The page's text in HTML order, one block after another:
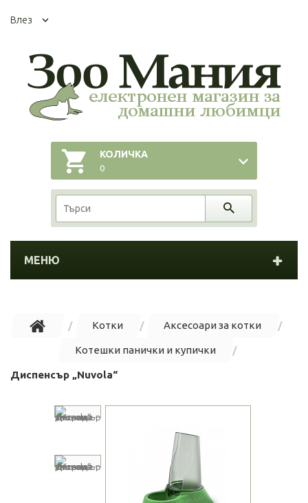
Влез
КОЛИЧКА
0
МЕНЮ
Котки Аксесоари за котки
Котешки панички и купички
Диспенсър „Nuvola“